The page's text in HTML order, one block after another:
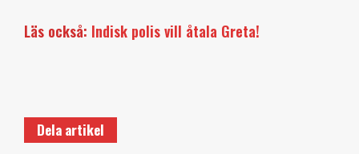
Läs också: Indisk polis vill åtala Greta!
Dela artikel